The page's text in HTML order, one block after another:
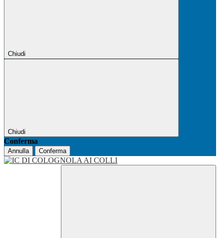
Chiudi
Chiudi
Conferma
Annulla Conferma